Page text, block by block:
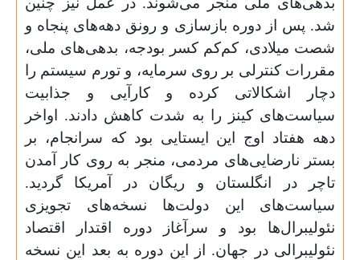
شد. پس از دوره بازسازی و رونق دهه‌های پنجاه و
شصت میلادی، کم‌کم کسر بودجه، بدهی‌های ملی،
مقررات کنترلی بر روی سرمایه، و تورم سیستم را
دچار اشکالاتی کرده و کارآیی و جذابیت
سیاست‌های کینز را به شدت کاهش دادند. اواخر
دهه هفتاد اوج این ایستایی بود که سرانجام، بر
بستر نارضایی‌های مردمی، منجر به روی کار آمدن
تاچر در انگلستان و ریگان در آمریکا گردید.
سیاست‌های این دولت‌ها نسخه‌های تجویزی
نئولیبرال‌ها بود و سرآغاز دوره اقتدار اقتصاد
نئولیبرالی در جهان. از این دوره به بعد این نسخه